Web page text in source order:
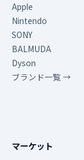
Apple
Nintendo
SONY
BALMUDA
Dyson
ブランド一覧 →
マーケット